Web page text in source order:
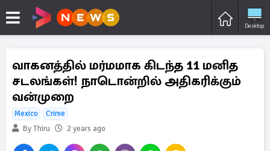
Desktop
வாகனத்தில் மர்மமாக கிடந்த 11 மனித
சடலங்கள்! நாடொன்றில் அதிகரிக்கும்
வன்முறை
Mexico
Crime
By Thiru
2 years ago